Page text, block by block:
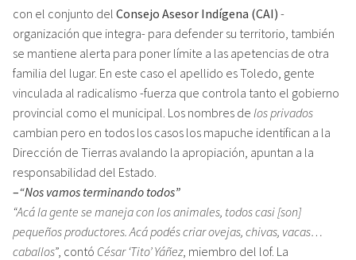
con el conjunto del Consejo Asesor Indígena (CAI) -
organización que integra- para defender su territorio, también
se mantiene alerta para poner límite a las apetencias de otra
familia del lugar. En este caso el apellido es Toledo, gente
vinculada al radicalismo -fuerza que controla tanto el gobierno
provincial como el municipal. Los nombres de los privados
cambian pero en todos los casos los mapuche identifican a la
Dirección de Tierras avalando la apropiación, apuntan a la
responsabilidad del Estado.
–“Nos vamos terminando todos”
“Acá la gente se maneja con los animales, todos casi [son]
pequeños productores. Acá podés criar ovejas, chivas, vacas…
caballos”, contó César ‘Tito’ Yáñez, miembro del lof. La